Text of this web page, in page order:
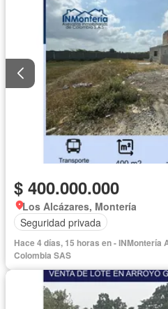
$ 400.000.000
Los Alcázares, Montería
Seguridad privada
Hace 4 días, 15 horas en -
Colombia SAS